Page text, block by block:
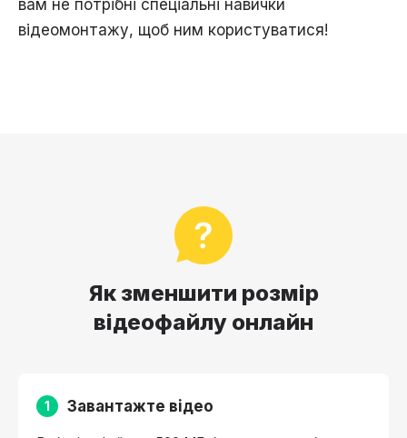
вам не потрібні спеціальні навички
відеомонтажу, щоб ним користуватися!
Як зменшити розмір
відеофайлу онлайн
1 Завантажте відео